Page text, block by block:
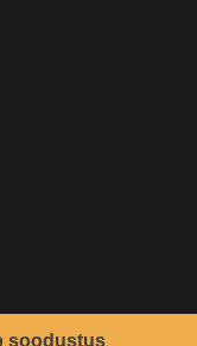
soodustus